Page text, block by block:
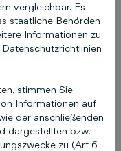
vergleichbar. Es
staatliche Behörden
Informationen zu
stimmen Sie
Informationen auf
der anschließenden
dargestellten bzw.
zu (Art 6